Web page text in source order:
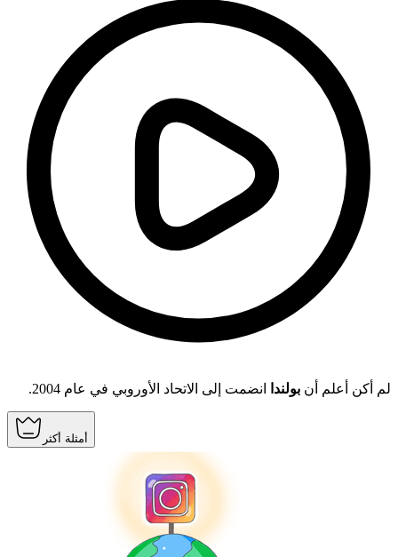
لم أكن أعلم أن بولندا انضمت إلى الاتحاد الأوروبي في عام 2004.
أمثلة أكثر